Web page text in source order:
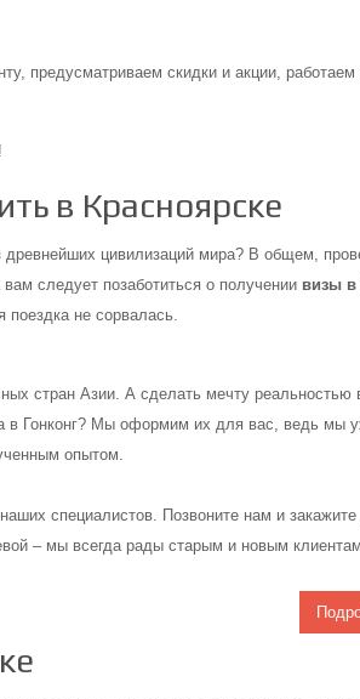
предусматриваем скидки и акции,
в Красноярске
древнейших цивилизаций мира? В общем,
следует позаботиться о получении визы в
поездка не сорвалась.
стран Азии. А сделать мечту реальностью
в Гонконг? Мы оформим их для вас, ведь мы
опытом.
специалистов. Позвоните нам и закажите
– мы всегда рады старым и новым